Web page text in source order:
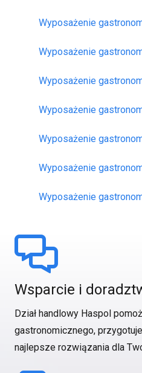
Wyposażenie
Wyposażenie
Wyposażenie
Wyposażenie
Wyposażenie
Wyposażenie
Wyposażenie
Wsparcie i
Dział handlowy Haspol
gastronomicznego,
najlepsze rozwiązania dla